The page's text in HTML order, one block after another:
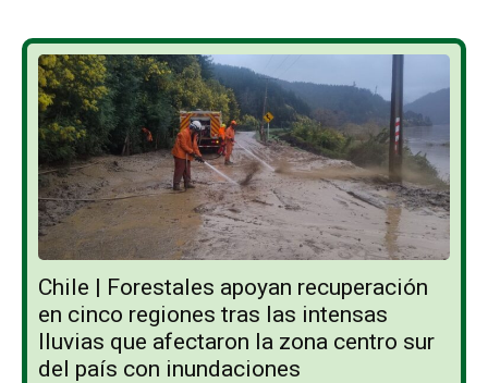
Chile | Forestales apoyan recuperación
en cinco regiones tras las intensas
lluvias que afectaron la zona centro sur
del país con inundaciones